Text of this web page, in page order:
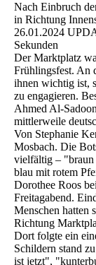
Nach Einbruch
in Richtung
26.01.2024
Sekunden
Der Marktplatz
Frühlingsfest. An
ihnen wichtig ist,
zu engagieren.
Ahmed Al-
mittlerweile
Von Stephanie
Mosbach. Die
vielfältig – "braun
blau mit rotem
Dorothee Roos
Freitagabend.
Menschen hatten
Richtung
Dort folgte ein
Schildern stand
ist jetzt",